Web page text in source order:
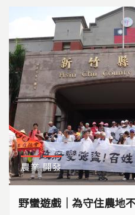
農業 開發
野蠻遊戲｜為守住農地